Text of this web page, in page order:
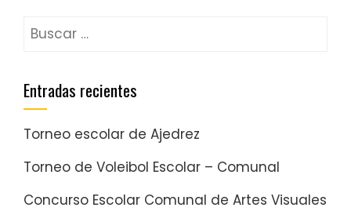
Entradas recientes
Torneo escolar de Ajedrez
Torneo de Voleibol Escolar – Comunal
Concurso Escolar Comunal de Artes Visuales